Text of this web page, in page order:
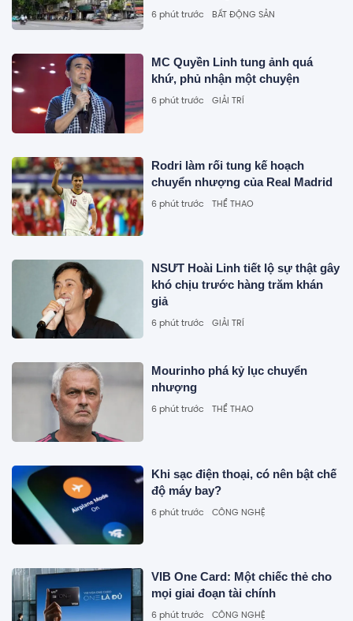
6 phút trước BẤT ĐỘNG SẢN
MC Quyền Linh tung ảnh quá
khứ, phủ nhận một chuyện
6 phút trước GIẢI TRÍ
Rodri làm rối tung kế hoạch
chuyển nhượng của Real Madrid
6 phút trước THỂ THAO
NSƯT Hoài Linh tiết lộ sự thật gây
khó chịu trước hàng trăm khán
giả
6 phút trước GIẢI TRÍ
Mourinho phá kỷ lục chuyển
nhượng
6 phút trước THỂ THAO
Khi sạc điện thoại, có nên bật chế
độ máy bay?
6 phút trước CÔNG NGHỆ
VIB One Card: Một chiếc thẻ cho
mọi giai đoạn tài chính
6 phút trước CÔNG NGHỆ